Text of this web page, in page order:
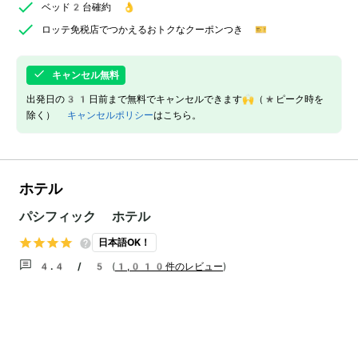
ベッド2台確約 👌
ロッテ免税店でつかえるおトクなクーポンつき 🎫
キャンセル無料
出発日の31日前まで無料でキャンセルできます🙌（*ピーク時を
除く） キャンセルポリシーはこちら。
ホテル
パシフィック ホテル
日本語OK！
4.4 / 5 ( 1,010件のレビュー)